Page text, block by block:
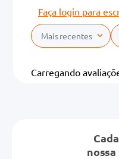
Faça login para
Mais recentes
Carregando
nossa